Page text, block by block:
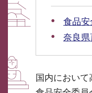
食品
奈良
国内におい